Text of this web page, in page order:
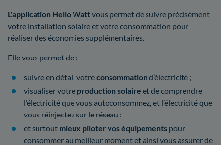
L'application Hello Wattvous permet de suivre précisément
votre installation solaire et votre consommation pour
réaliser des économies supplémentaires.
Elle vous permet de :
suivre en détail votreconsommation d’électricité ;
visualiser votre production solaire et de comprendre
l’électricité que vous autoconsommez, et l’électricité que
vous réinjectez sur le réseau ;
et surtout mieux piloter vos équipements pour
consommer au meilleur moment et ainsi vous assurer de